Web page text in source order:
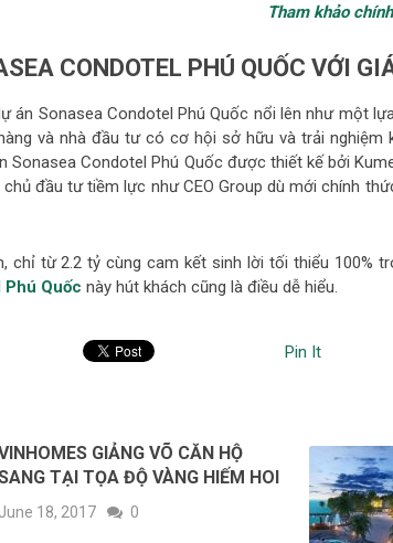
Tham khảo
CONDOTEL PHÚ QUỐC VỚI
án Sonasea Condotel Phú Quốc nổi lên như một
và nhà đầu tư có cơ hội sở hữu và trải
Sonasea Condotel Phú Quốc được thiết kế bởi
chủ đầu tư tiềm lực như CEO Group dù mới chính
chỉ từ 2.2 tỷ cùng cam kết sinh lời tối thiểu 100%
Quốc này hút khách cũng là điều dễ hiểu.
Pin It
GIẢNG VÕ CĂN HỘ
TẠI TỌA ĐỘ VÀNG HIẾM HOI
June 18, 2017 0